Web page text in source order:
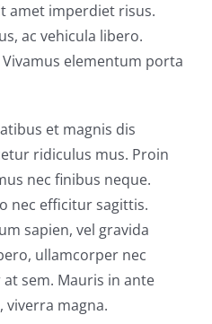
amet imperdiet risus.
ac vehicula libero.
elementum porta
et magnis dis
ridiculus mus. Proin
nec finibus neque.
nec efficitur sagittis.
sapien, vel gravida
ullamcorper nec
sem. Mauris in ante
viverra magna.